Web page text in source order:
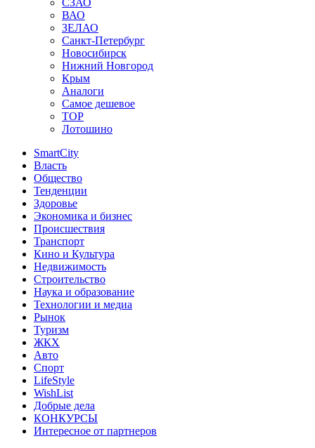
СЗАО
ВАО
ЗЕЛАО
Санкт-Петербург
Новосибирск
Нижний Новгород
Крым
Аналоги
Самое дешевое
TOP
Лотошино
SmartCity
Власть
Общество
Тенденции
Здоровье
Экономика и бизнес
Происшествия
Транспорт
Кино и Культура
Недвижимость
Строительство
Наука и образование
Технологии и медиа
Рынок
Туризм
ЖКХ
Авто
Спорт
LifeStyle
WishList
Добрые дела
КОНКУРСЫ
Интересное от партнеров